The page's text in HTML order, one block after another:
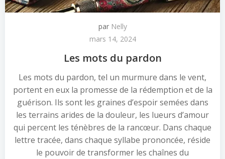
par Nelly
mars 14, 2024
Les mots du pardon
Les mots du pardon, tel un murmure dans le vent,
portent en eux la promesse de la rédemption et de la
guérison. Ils sont les graines d’espoir semées dans
les terrains arides de la douleur, les lueurs d’amour
qui percent les ténèbres de la rancœur. Dans chaque
lettre tracée, dans chaque syllabe prononcée, réside
le pouvoir de transformer les chaînes du